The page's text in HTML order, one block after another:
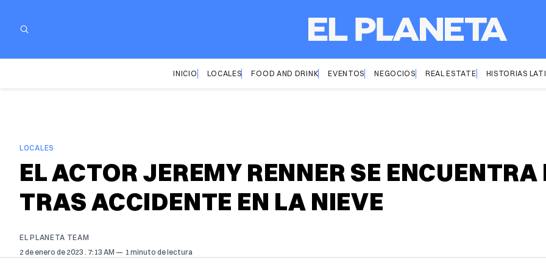
INICIO LOCALES FOOD AND DRINK EVENTOS NEGOCIOS REAL ESTATE HISTORIAS
LOCALES
EL ACTOR JEREMY RENNER SE
TRAS ACCIDENTE EN LA NIEVE
EL PLANETA TEAM
2 de enero de 2023 . 7:13 AM 1 minuto de lectura